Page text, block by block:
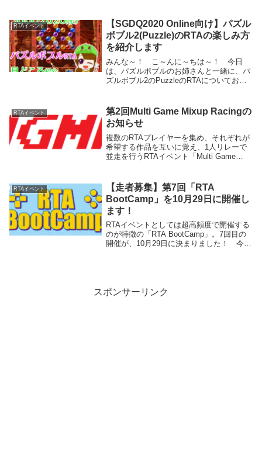
ン版（Wii VC版含む）「不思議の...
RTAイベント
【SGDQ2020 Online向け】パズル
ボブル2(Puzzle)のRTAの楽しみ方
を紹介します
みんな～！ こ～んに～ちは～！ 今日
は、パズルボブルのお姉さんと一緒に、パ
ズルボブル2のPuzzleのRTAについてお勉
ブルのposhiお兄さんがこのRTAを走るん
だ！ お兄さんのパズルボブルはす～っご
く速いから、みんなも見逃さないように、
しっかりお勉強しようね！
RTAイベント
第2回Multi Game Mixup Racingの
お知らせ
複数のRTAプレイヤーを集め、それぞれが
希望する作品を互いに覚え、1人リレーで
並走を行うRTAイベント「Multi Game
先...
RTAイベント
【走者募集】第7回「RTA
BootCamp」を10月29日に開催し
ます！
RTAイベントとしては超高頻度で開催する
のが特徴の「RTA BootCamp」。7回目の
開催が、10月29日に決まりました！ 今月
スポンサーリンク